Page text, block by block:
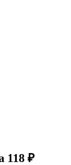
118 ₽